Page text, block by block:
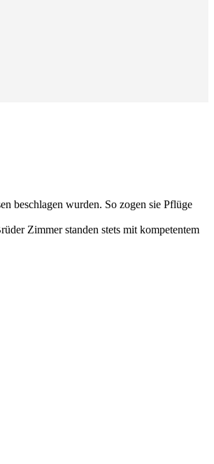
beschlagen wurden. So zogen sie Pflüge
Zimmer standen stets mit kompetentem